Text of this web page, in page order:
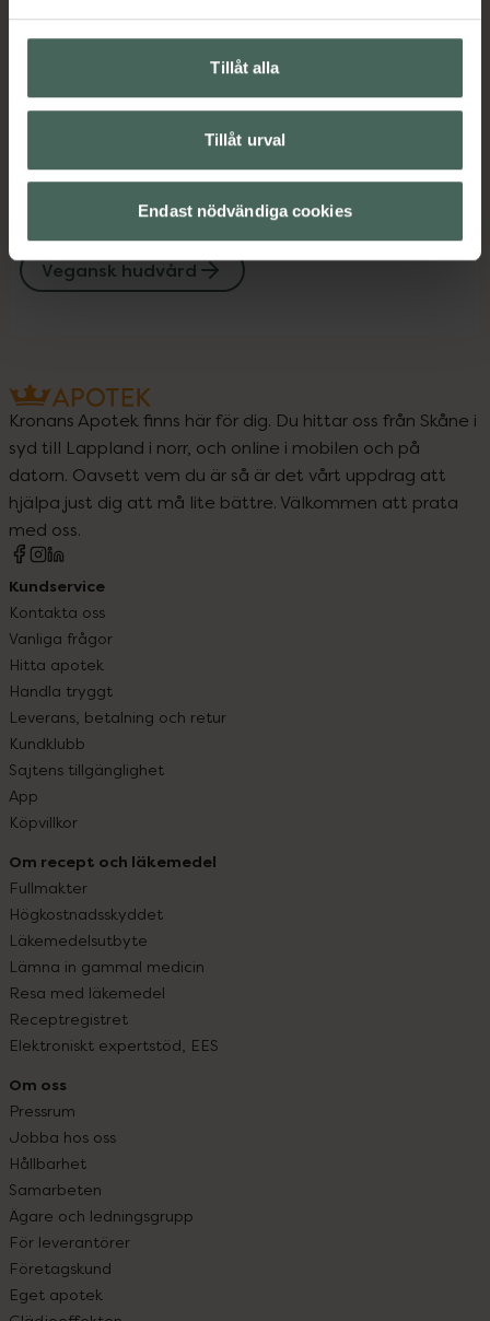
Tillåt alla
Tillåt urval
Endast nödvändiga cookies
Upptäck flera produkter inom
Ansiktsvård
Hudvård
Makeup
Under 300 kr
Vegansk hudvård
Kronans Apotek finns här för dig. Du hittar oss från Skåne i
syd till Lappland i norr, och online i mobilen och på
datorn. Oavsett vem du är så är det vårt uppdrag att
hjälpa just dig att må lite bättre. Välkommen att prata
med oss.
Kundservice
Kontakta oss
Vanliga frågor
Hitta apotek
Handla tryggt
Leverans, betalning och retur
Kundklubb
Sajtens tillgänglighet
App
Köpvillkor
Om recept och läkemedel
Fullmakter
Högkostnadsskyddet
Läkemedelsutbyte
Lämna in gammal medicin
Resa med läkemedel
Receptregistret
Elektroniskt expertstöd, EES
Om oss
Pressrum
Jobba hos oss
Hållbarhet
Samarbeten
Ägare och ledningsgrupp
För leverantörer
Företagskund
Eget apotek